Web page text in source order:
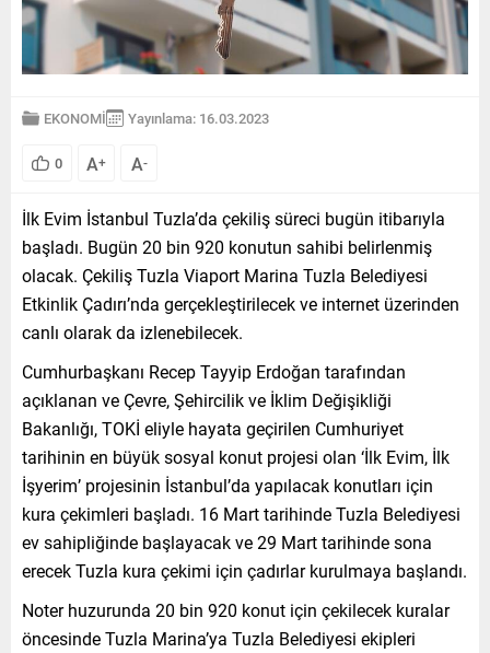
EKONOMİ Yayınlama: 16.03.2023
0 A+ A-
İlk Evim İstanbul Tuzla’da çekiliş süreci bugün itibarıyla
başladı. Bugün 20 bin 920 konutun sahibi belirlenmiş
olacak. Çekiliş Tuzla Viaport Marina Tuzla Belediyesi
Etkinlik Çadırı’nda gerçekleştirilecek ve internet üzerinden
canlı olarak da izlenebilecek.
Cumhurbaşkanı Recep Tayyip Erdoğan tarafından
açıklanan ve Çevre, Şehircilik ve İklim Değişikliği
Bakanlığı, TOKİ eliyle hayata geçirilen Cumhuriyet
tarihinin en büyük sosyal konut projesi olan ‘İlk Evim, İlk
İşyerim’ projesinin İstanbul’da yapılacak konutları için
kura çekimleri başladı. 16 Mart tarihinde Tuzla Belediyesi
ev sahipliğinde başlayacak ve 29 Mart tarihinde sona
erecek Tuzla kura çekimi için çadırlar kurulmaya başlandı.
Noter huzurunda 20 bin 920 konut için çekilecek kuralar
öncesinde Tuzla Marina’ya Tuzla Belediyesi ekipleri